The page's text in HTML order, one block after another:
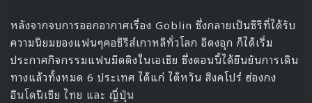
หลังจากจบการออกอากาศเรื่อง Goblin ซึ่งกลายเป็นซีรีที่ได้รับ
ความนิยมของแฟนๆคอซีรีส์เกาหลีทั่วโลก อีดงอุก ก็ได้เริ่ม
ประกาศกิจกรรมแฟนมีตติงในเอเชีย ซึ่งตอนนี้ได้ยืนยันการเดิน
ทางแล้วทั้งหมด 6 ประเทศ ได้แก่ ไต้หวัน สิงคโปร์ ฮ่องกง
อินโดนีเซีย ไทย และ ญี่ปุ่น